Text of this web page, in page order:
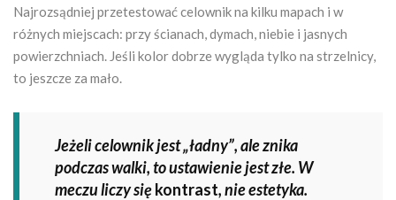
Najrozsądniej przetestować celownik na kilku mapach i w
różnych miejscach: przy ścianach, dymach, niebie i jasnych
powierzchniach. Jeśli kolor dobrze wygląda tylko na strzelnicy,
to jeszcze za mało.
Jeżeli celownik jest „ładny”, ale znika
podczas walki, to ustawienie jest złe. W
meczu liczy siękontrast, nie estetyka.